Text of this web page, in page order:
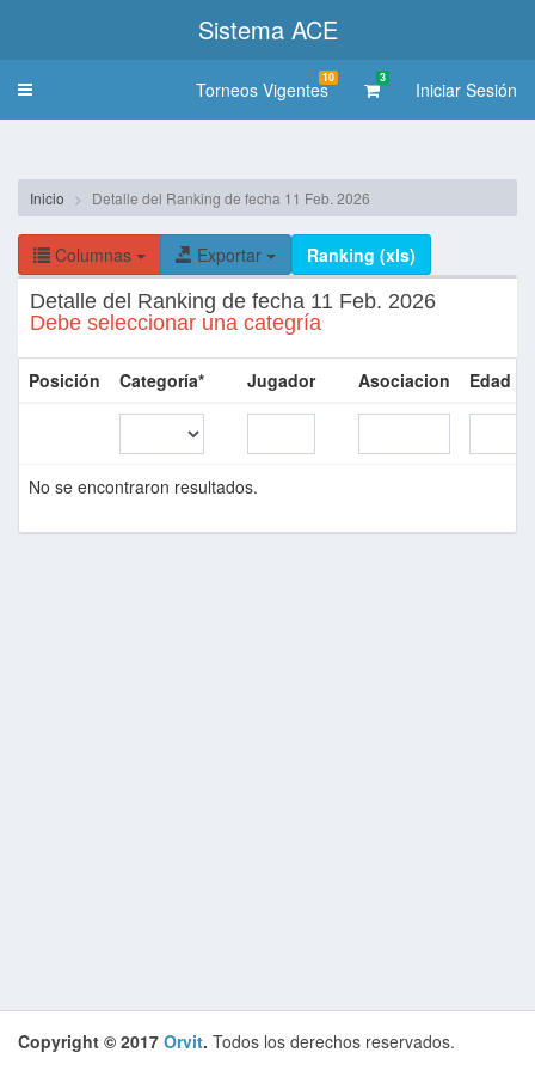
Sistema ACE
Toggle
Torneos Vigentes
10 3
Iniciar Sesión
Inicio Detalle del Ranking de fecha 11 Feb. 2026
Columnas Exportar
Ranking (xls)
Detalle del Ranking de fecha 11 Feb. 2026
Debe seleccionar una categría
Posición Categoría* Jugador Asociacion Edad
No se encontraron resultados.
Copyright © 2017 Orvit. Todos los derechos reservados.